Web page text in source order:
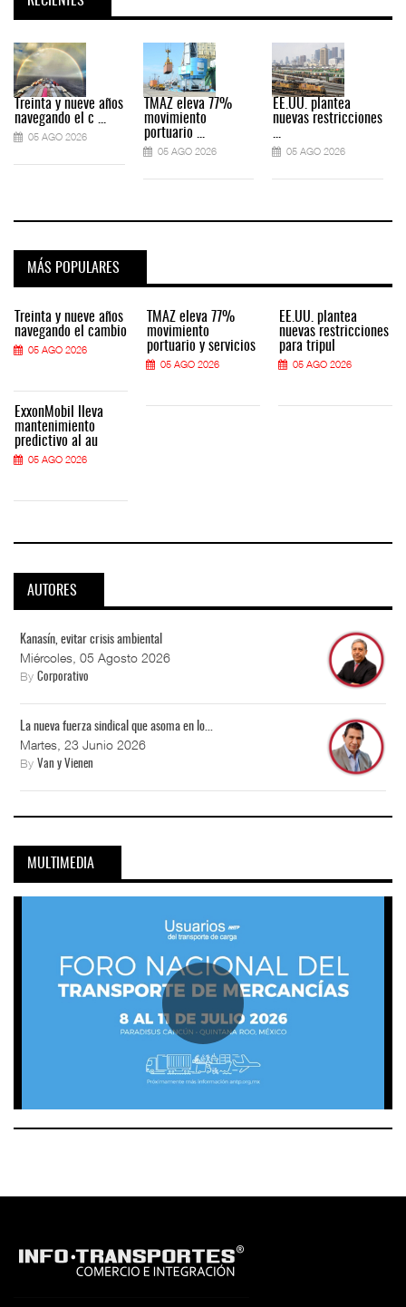
Treinta y nueve años
navegando el c ...
05 AGO 2026
TMAZ eleva 77%
movimiento
portuario ...
05 AGO 2026
EE.UU. plantea
nuevas restricciones
05 AGO 2026
MÁS POPULARES
Treinta y nueve años
navegando el cambio
05 AGO 2026
ExxonMobil lleva
mantenimiento
predictivo al au
05 AGO 2026
TMAZ eleva 77%
movimiento
portuario y servicios
05 AGO 2026
EE.UU. plantea
nuevas restricciones
para tripul
05 AGO 2026
AUTORES
Kanasín, evitar crisis ambiental
Miércoles, 05 Agosto 2026
By Corporativo
La nueva fuerza sindical que asoma en lo...
Martes, 23 Junio 2026
By Van y Vienen
MULTIMEDIA